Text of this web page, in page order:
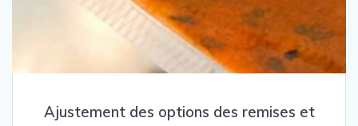
Ajustement des options des remises et